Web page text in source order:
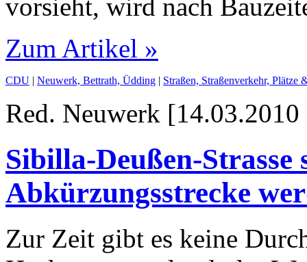
vorsieht, wird nach
Zum Artikel »
CDU | Neuwerk, Bettrath, Üdding | Straßen, Straßenverkehr, Plätze
Red. Neuwerk
Sibilla-Deußen-Strasse
Abkürzungsstrecke
Zur Zeit gibt es keine